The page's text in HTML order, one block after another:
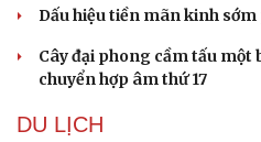
Dấu hiệu tiền mãn kinh
Cây đại phong cầm tấu một
chuyển hợp âm thứ 17
DU LỊCH